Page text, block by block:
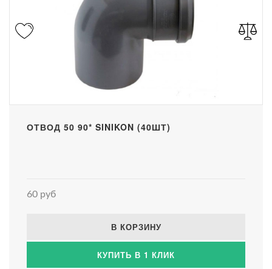
ОТВОД 50 90* SINIKON (40ШТ)
60 руб
В КОРЗИНУ
КУПИТЬ В 1 КЛИК